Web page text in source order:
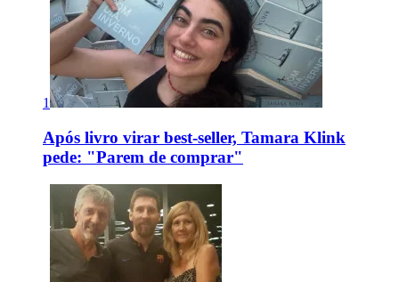
1
Após livro virar best-seller, Tamara Klink
pede: "Parem de comprar"